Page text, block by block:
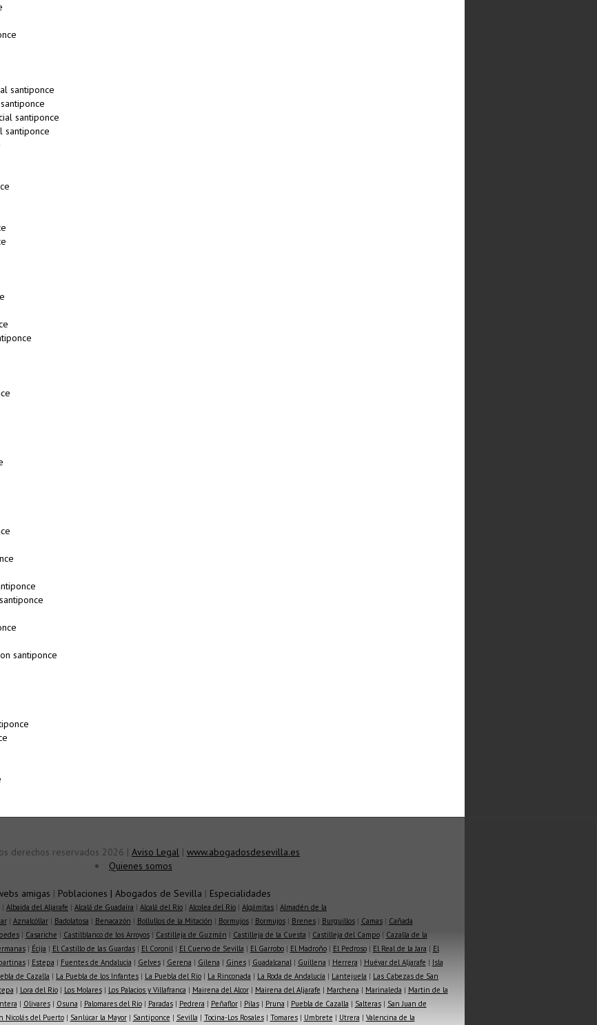
santiponce
santiponce
santiponce
santiponce
derechos reservados 2026 | Aviso Legal | www.abogadosdesevilla.es
Quienes somos
amigas | Poblaciones | Abogados de Sevilla | Especialidades
| Albaida del Aljarafe | Alcalá de Guadaíra | Alcalá del Río | Alcolea del Río | Algámitas | Almadén de la
| Aznalcóllar| Badolatosa | Benacazón | Bollullos de la Mitación | Bormujos| Bormujos| Brenes| Burguillos| Camas| Cañada
| Casariche | Castilblanco de los Arroyos| Castilleja de Guzmán | Castilleja de la Cuesta | Castilleja del Campo| Cazalla de la
| Écija | El Castillo de las Guardas| El Coronil| El Cuervo de Sevilla | El Garrobo| El Madroño| El Pedroso| El Real de la Jara | El
| Estepa | Fuentes de Andalucía | Gelves| Gerena | Gilena | Gines| Guadalcanal| Guillena | Herrera | Huévar del Aljarafe | Isla
de Cazalla | La Puebla de los Infantes | La Puebla del Río | La Rinconada | La Roda de Andalucía | Lantejuela | Las Cabezas de San
| Lora del Río| Los Molares| Los Palacios y Villafranca | Mairena del Alcor| Mairena del Aljarafe | Marchena | Marinaleda | Martin de la
| Olivares| Osuna | Palomares del Río| Paradas| Pedrera | Peñaflor| Pilas| Pruna | Puebla de Cazalla | Salteras| San Juan de
Nicolás del Puerto| Sanlúcar la Mayor| Santiponce | Sevilla | Tocina-Los Rosales| Tomares| Umbrete | Utrera | Valencina de la